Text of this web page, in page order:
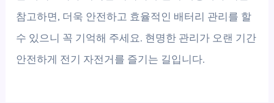
참고하면, 더욱 안전하고 효율적인 배터리 관리를 할
수 있으니 꼭 기억해 주세요. 현명한 관리가 오랜 기간
안전하게 전기 자전거를 즐기는 길입니다.